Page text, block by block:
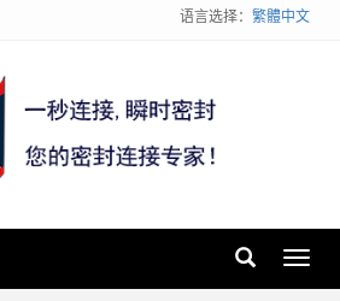
语言选择： 繁體中文